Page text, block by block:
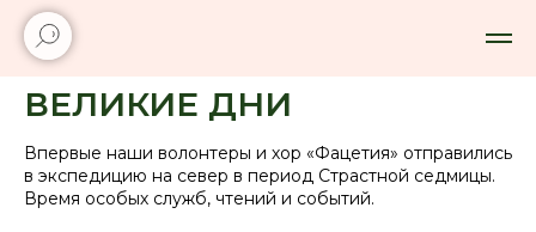
ВЕЛИКИЕ ДНИ
Впервые наши волонтеры и хор «Фацетия» отправились
в экспедицию на север в период Страстной седмицы.
Время особых служб, чтений и событий.